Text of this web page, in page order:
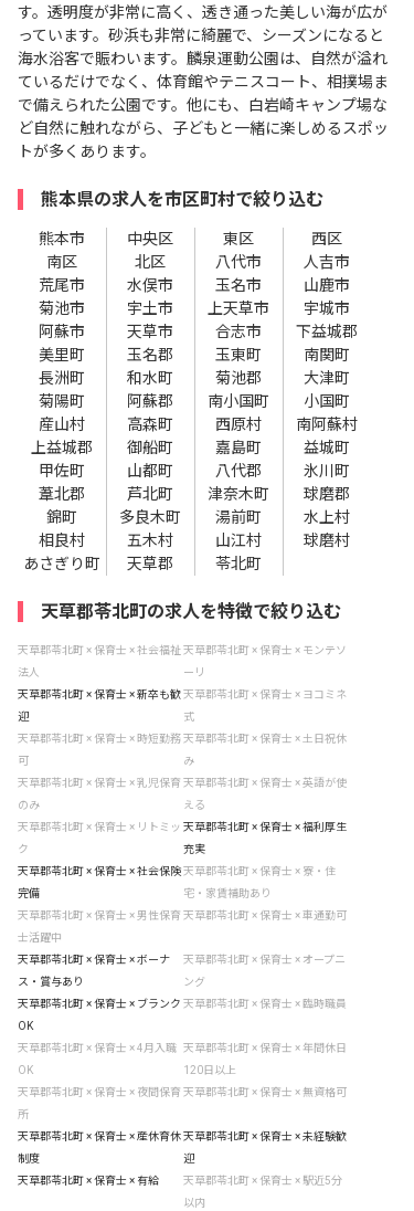
す。透明度が非常に高く、透き通った美しい海が広が
っています。砂浜も非常に綺麗で、シーズンになると
海水浴客で賑わいます。麟泉運動公園は、自然が溢れ
ているだけでなく、体育館やテニスコート、相撲場ま
で備えられた公園です。他にも、白岩崎キャンプ場な
ど自然に触れながら、子どもと一緒に楽しめるスポッ
トが多くあります。
熊本県の求人を市区町村で絞り込む
熊本市 中央区 東区
西区
南区
北区 八代市
人吉市
荒尾市
水俣市 玉名市
山鹿市
菊池市
宇土市 上天草市
宇城市
阿蘇市
天草市 合志市
下益城郡
美里町
玉名郡 玉東町
南関町
長洲町
和水町 菊池郡
大津町
菊陽町
阿蘇郡 南小国町
小国町
産山村
高森町 西原村
南阿蘇村
上益城郡
御船町 嘉島町
益城町
甲佐町
山都町 八代郡
氷川町
葦北郡
芦北町 津奈木町
球磨郡
錦町
多良木町 湯前町
水上村
相良村
五木村 山江村
球磨村
あさぎり町
天草郡 苓北町
天草郡苓北町の求人を特徴で絞り込む
天草郡苓北町 × 保育士 × 社会福祉
法人
天草郡苓北町 × 保育士 × モンテソ
ーリ
天草郡苓北町 × 保育士 × 新卒も歓
迎
天草郡苓北町 × 保育士 × ヨコミネ
式
天草郡苓北町 × 保育士 × 時短勤務
可
天草郡苓北町 × 保育士 × 土日祝休
み
天草郡苓北町 × 保育士 × 乳児保育
のみ
天草郡苓北町 × 保育士 × 英語が使
える
天草郡苓北町 × 保育士 × リトミッ
ク
天草郡苓北町 × 保育士 × 福利厚生
充実
天草郡苓北町 × 保育士 × 社会保険
完備
天草郡苓北町 × 保育士 × 寮・住
宅・家賃補助あり
天草郡苓北町 × 保育士 × 男性保育
士活躍中
天草郡苓北町 × 保育士 × 車通勤可
天草郡苓北町 × 保育士 × ボーナ
ス・賞与あり
天草郡苓北町 × 保育士 × オープニ
ング
天草郡苓北町 × 保育士 × ブランク
OK
天草郡苓北町 × 保育士 × 臨時職員
天草郡苓北町 × 保育士 × 4月入職
OK
天草郡苓北町 × 保育士 × 年間休日
120日以上
天草郡苓北町 × 保育士 × 夜間保育
所
天草郡苓北町 × 保育士 × 無資格可
天草郡苓北町 × 保育士 × 産休育休
制度
天草郡苓北町 × 保育士 × 未経験歓
迎
天草郡苓北町 × 保育士 × 有給
天草郡苓北町 × 保育士 × 駅近5分
以内